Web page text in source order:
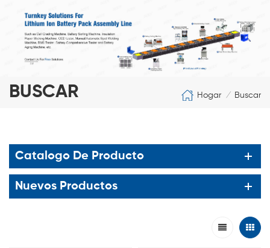
BUSCAR Hogar / Buscar
Catalogo De Producto
Nuevos Productos